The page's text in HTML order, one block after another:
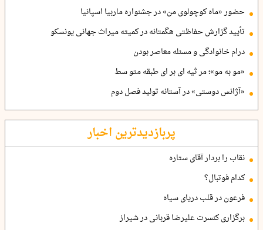
حضور «ماه کوچولوی من» در جشنواره ماربیا اسپانیا
تأیید گزارش حفاظتی هگمتانه در کمیته میراث جهانی یونسکو
درام خانوادگی و مسئله معاصر بودن
«مو به مو»؛ مر ثیه ای بر ای طبقه متو سط
«آژانس دوستی» در آستانه تولید فصل دوم
پربازدیدترین اخبار
نقاب را بردار آقای ستاره
کدام فوتبال؟
فرعون در قلب دریای سیاه
برگزاری کنسرت علیرضا قربانی در شیراز